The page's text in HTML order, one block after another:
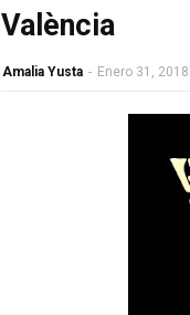
València
Amalia Yusta - Enero 31, 2018